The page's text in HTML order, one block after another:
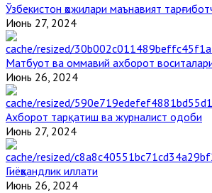
Ўзбекистон ҳожилари маънавият
Июнь 27, 2024
Матбуот ва оммавий ахборот
Июнь 26, 2024
Ахборот тарқатиш ва журналист одоби
Июнь 27, 2024
Гиёҳвандлик иллати
Июнь 26, 2024